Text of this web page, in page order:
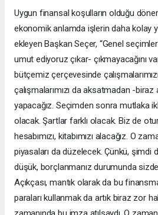
Uygun finansal koşulların olduğu
ekonomik anlamda işlerin daha kolay
ekleyen Başkan Seçer, “Genel
umut ediyoruz çıkar- çıkmayacağını
bütçemiz çerçevesinde
çalışmalarımızı da aksatmadan -
yapacağız. Seçimden sonra mutlaka
olacak. Şartlar farklı olacak. Biz de
hesabımızı, kitabımızı alacağız. O
piyasaları da düzelecek. Çünkü, şimdi
düşük, borçlanmanız durumunda
Açıkçası, mantık olarak da bu
paraları kullanmak da artık biraz zor